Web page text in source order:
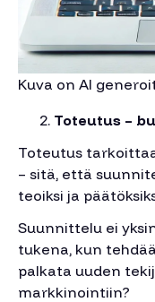
Kuva on AI
Toteutus –
Toteutus
– sitä, että
teoiksi ja
Suunnittelu ei
tukena, kun
palkata uuden
markkinointiin?